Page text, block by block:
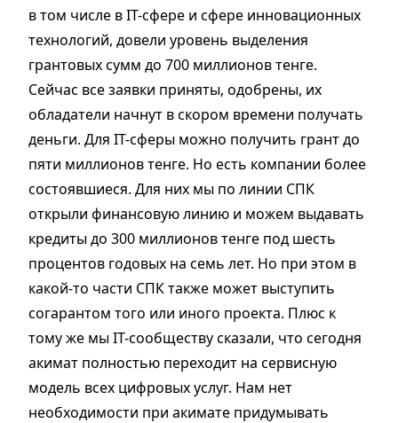
в том числе в IT-сфере и сфере инновационных
технологий, довели уровень выделения
грантовых сумм до 700 миллионов тенге.
Сейчас все заявки приняты, одобрены, их
обладатели начнут в скором времени получать
деньги. Для IT-сферы можно получить грант до
пяти миллионов тенге. Но есть компании более
состоявшиеся. Для них мы по линии СПК
открыли финансовую линию и можем выдавать
кредиты до 300 миллионов тенге под шесть
процентов годовых на семь лет. Но при этом в
какой-то части СПК также может выступить
согарантом того или иного проекта. Плюс к
тому же мы IT-сообществу сказали, что сегодня
акимат полностью переходит на сервисную
модель всех цифровых услуг. Нам нет
необходимости при акимате придумывать